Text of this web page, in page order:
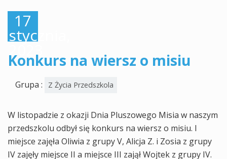
17
stycznia,
2023
Konkurs na wiersz o misiu
Grupa : Z Życia Przedszkola
W listopadzie z okazji Dnia Pluszowego Misia w naszym
przedszkolu odbył się konkurs na wiersz o misiu. I
miejsce zajęła Oliwia z grupy V, Alicja Z. i Zosia z grupy
IV zajęły miejsce II a miejsce III zajął Wojtek z grupy IV.